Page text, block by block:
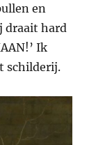
en
draait hard
Ik
schilderij.